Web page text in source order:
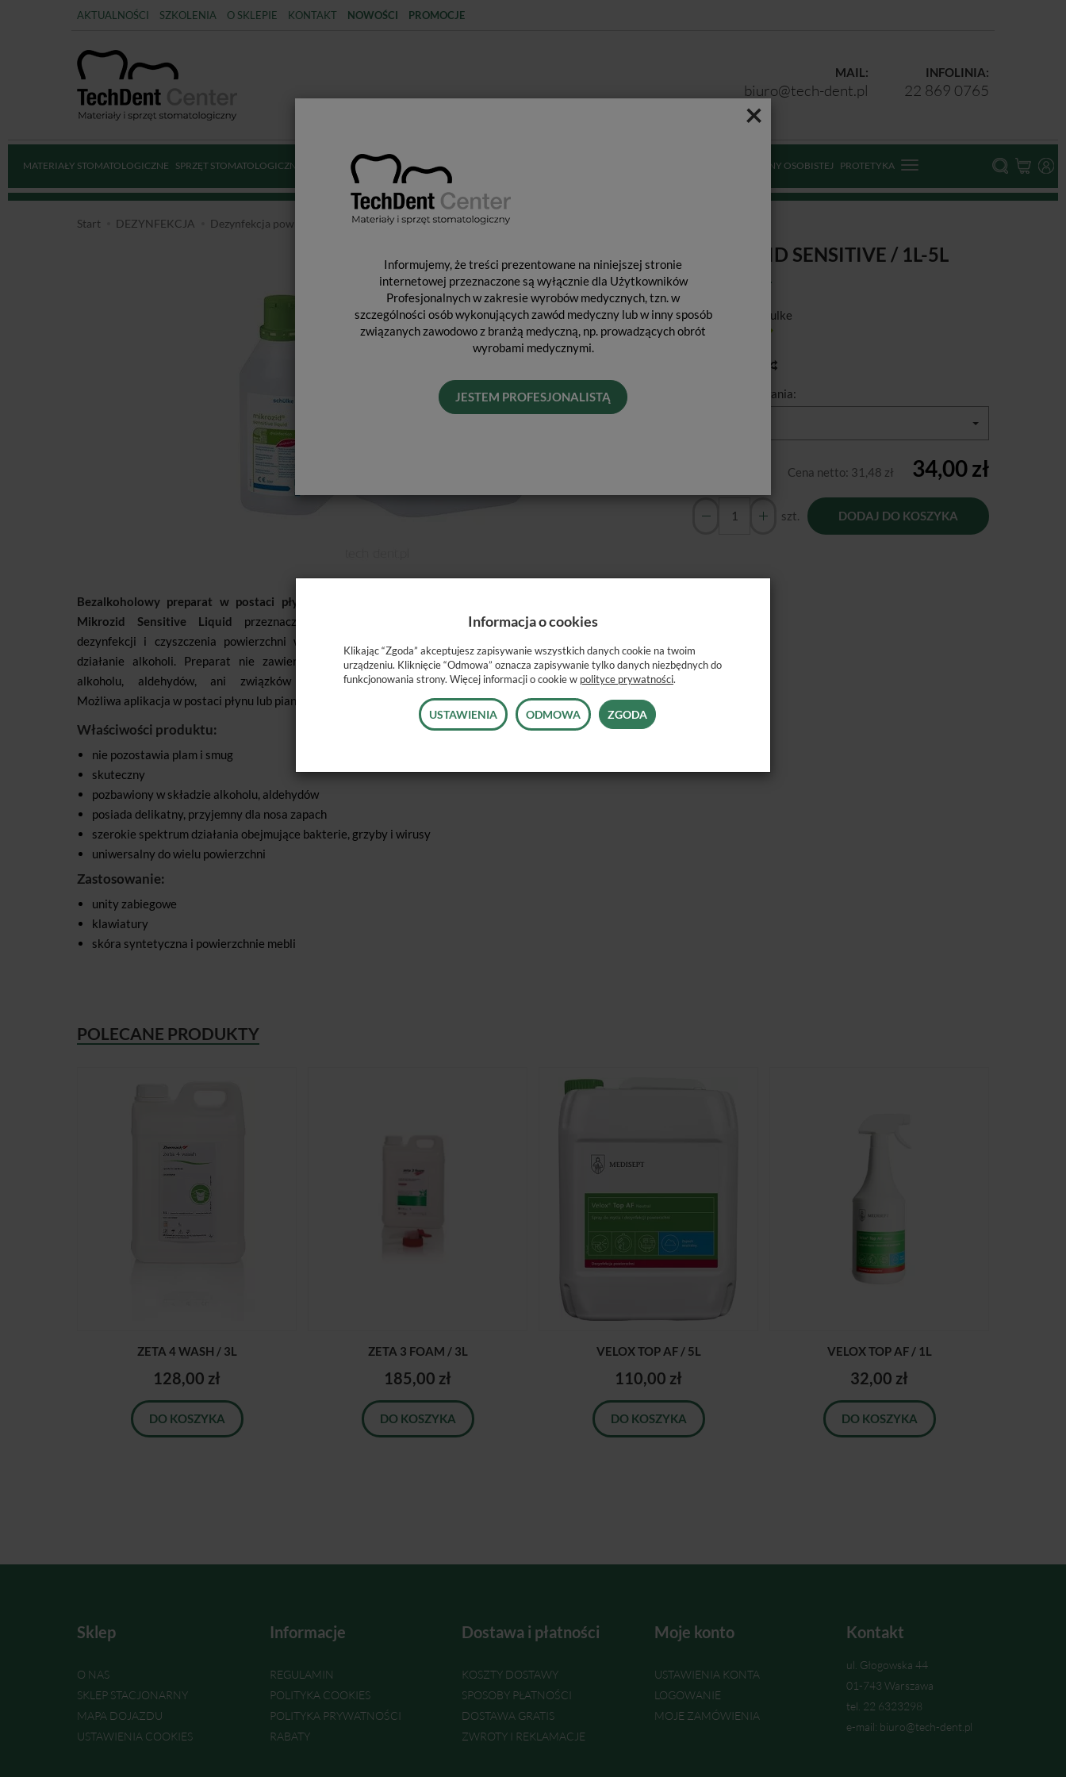
×
Informujemy, że treści prezentowane na niniejszej stronie
internetowej przeznaczone są wyłącznie dla Użytkowników
Profesjonalnych w zakresie wyrobów medycznych, tzn. w
szczególności osób wykonujących zawód medyczny lub w inny sposób
związanych zawodowo z branżą medyczną, np. prowadzących obrót
wyrobami medycznymi.
JESTEM PROFESJONALISTĄ
AKTUALNOŚCI SZKOLENIA O SKLEPIE KONTAKT NOWOŚCI PROMOCJE
INFOLINIA:
22 869 0765
MAIL:
biuro@tech-dent.pl
MATERIAŁY STOMATOLOGICZNE SPRZĘT STOMATOLOGICZNY DEZYNFEKCJA STERYLIZACJA ŚRODKI OCHRONY OSOBISTEJ PROTETYKA
Start DEZYNFEKCJA Dezynfekcja powierzchni Mikrozid Sensitive / 1L-5L
MIKROZID SENSITIVE / 1L-5L
Producent:
Schulke
Dostępność:
Rodzaj opakowania:
Cena netto: 31,48 zł 34,00 zł
szt. DODAJ DO KOSZYKA
Bezalkoholowy preparat w postaci płynu lub piany
Mikrozid Sensitive Liquid przeznaczony jest do
dezynfekcji i czyszczenia powierzchni wrażliwych na
działanie alkoholi. Preparat nie zawiera w składzie
alkoholu, aldehydów, ani związków amoniowych.
Możliwa aplikacja w postaci płynu lub piany.
Właściwości produktu:
nie pozostawia plam i smug
skuteczny
pozbawiony w składzie alkoholu, aldehydów
posiada delikatny, przyjemny dla nosa zapach
szerokie spektrum działania obejmujące bakterie, grzyby i wirusy
uniwersalny do wielu powierzchni
Zastosowanie:
unity zabiegowe
klawiatury
skóra syntetyczna i powierzchnie mebli
POLECANE PRODUKTY
ZETA 4 WASH / 3L
128,00 zł
DO KOSZYKA
ZETA 3 FOAM / 3L
185,00 zł
DO KOSZYKA
VELOX TOP AF / 5L
110,00 zł
DO KOSZYKA
VELOX TOP AF / 1L
32,00 zł
DO KOSZYKA
Sklep
O NAS
SKLEP STACJONARNY
MAPA DOJAZDU
USTAWIENIA COOKIES
Informacje
REGULAMIN
POLITYKA COOKIES
POLITYKA PRYWATNOŚCI
RABATY
Dostawa i płatności
KOSZTY DOSTAWY
SPOSOBY PŁATNOŚCI
DOSTAWA GRATIS
ZWROTY I REKLAMACJE
Moje konto
USTAWIENIA KONTA
LOGOWANIE
MOJE ZAMÓWIENIA
Kontakt
ul. Głogowska 44
01-743 Warszawa
tel. 22 6323298
e-mail: biuro@tech-dent.pl
Informacja o cookies
Klikając “Zgoda” akceptujesz zapisywanie wszystkich danych cookie na twoim
urządzeniu. Kliknięcie “Odmowa” oznacza zapisywanie tylko danych niezbędnych do
funkcjonowania strony. Więcej informacji o cookie w polityce prywatności.
USTAWIENIA ODMOWA ZGODA